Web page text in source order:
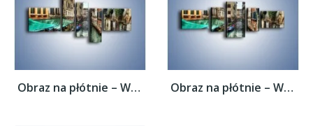
Obraz na płótnie – Wenecka uliczka w... Obraz na płótnie – Wenecka uliczka w...